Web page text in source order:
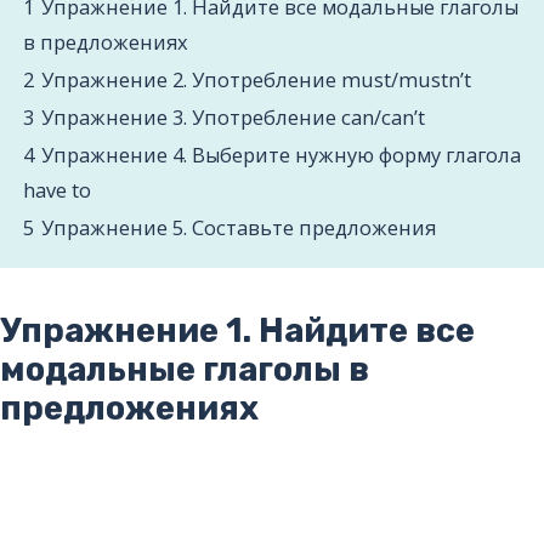
1 Упражнение 1. Найдите все модальные глаголы
в предложениях
2 Упражнение 2. Употребление must/mustn’t
3 Упражнение 3. Употребление can/can’t
4 Упражнение 4. Выберите нужную форму глагола
have to
5 Упражнение 5. Составьте предложения
Упражнение 1. Найдите все
модальные глаголы в
предложениях